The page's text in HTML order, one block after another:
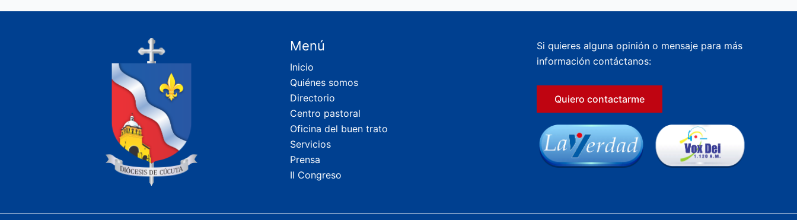
Menú
Inicio
Quiénes somos
Directorio
Centro pastoral
Oficina del buen trato
Servicios
Prensa
II Congreso
Si quieres alguna opinión o mensaje para más
información contáctanos:
Quiero contactarme